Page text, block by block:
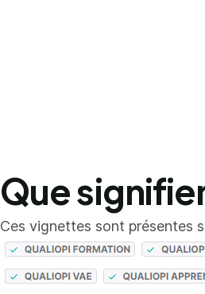
Que
Ces vignettes sont présentes